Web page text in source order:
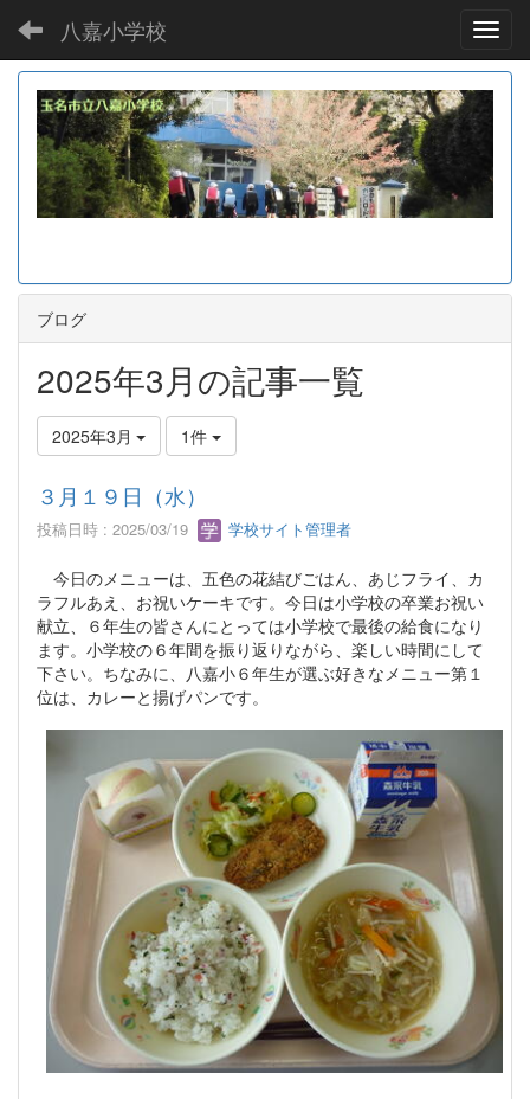
八嘉小学校
ブログ
2025年3月の記事一覧
2025年3月 1件
３月１９日（水）
投稿日時 : 2025/03/19 学校サイト管理者
今日のメニューは、五色の花結びごはん、あじフライ、カ
ラフルあえ、お祝いケーキです。今日は小学校の卒業お祝い
献立、６年生の皆さんにとっては小学校で最後の給食になり
ます。小学校の６年間を振り返りながら、楽しい時間にして
下さい。ちなみに、八嘉小６年生が選ぶ好きなメニュー第１
位は、カレーと揚げパンです。